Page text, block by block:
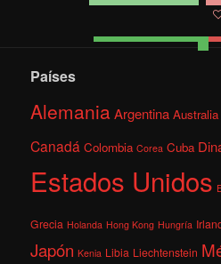
Países
AlemaniaArgentina Australia
Canadá Colombia Corea Cuba
Estados Unidos
Grecia Holanda Hong Kong Hungría
Japón Kenia Libia Liechtenstein